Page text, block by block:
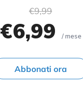
€9,99
€6,99 / mese
Abbonati ora